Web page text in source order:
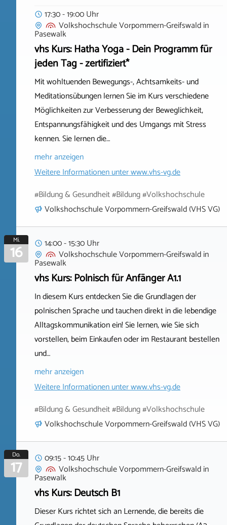
17:30 - 19:00 Uhr
Volkshochschule Vorpommern-Greifswaldin
Pasewalk
vhs Kurs: Hatha Yoga - Dein Programm für
jeden Tag - zertifiziert*
Mit wohltuenden Bewegungs-, Achtsamkeits- und
Meditationsübungen lernen Sie im Kurs verschiedene
Möglichkeiten zur Verbesserung der Beweglichkeit,
Entspannungsfähigkeit und des Umgangs mit Stress
kennen. Sie lernen die…
mehr anzeigen
Weitere Informationen unterwww.vhs-vg.de
#Bildung & Gesundheit #Bildung #Volkshochschule
Volkshochschule Vorpommern-Greifswald (VHS VG)
Mi.
16
14:00 - 15:30 Uhr
Volkshochschule Vorpommern-Greifswaldin
Pasewalk
vhs Kurs: Polnisch für Anfänger A1.1
In diesem Kurs entdecken Sie die Grundlagen der
polnischen Sprache und tauchen direkt in die lebendige
Alltagskommunikation ein! Sie lernen, wie Sie sich
vorstellen, beim Einkaufen oder im Restaurant bestellen
und…
mehr anzeigen
Weitere Informationen unterwww.vhs-vg.de
#Bildung & Gesundheit #Bildung #Volkshochschule
Volkshochschule Vorpommern-Greifswald (VHS VG)
Do.
17
09:15 - 10:45 Uhr
Volkshochschule Vorpommern-Greifswaldin
Pasewalk
vhs Kurs: Deutsch B1
Dieser Kurs richtet sich an Lernende, die bereits die